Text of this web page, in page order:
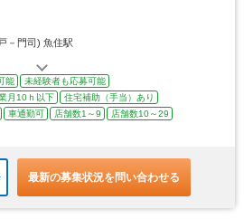
－門司) 魚住駅
能
未経験者も応募可能
月10ｈ以下
住宅補助（手当）あり
車通勤可 店舗数1～9
店舗数10～29
最新の募集状況を問い合わせる